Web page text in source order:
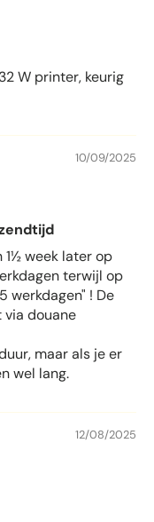
W printer, keurig
10/09/2025
1½ week later op
terwijl op
werkdagen" ! De
via douane
maar als je er
wel lang.
12/08/2025